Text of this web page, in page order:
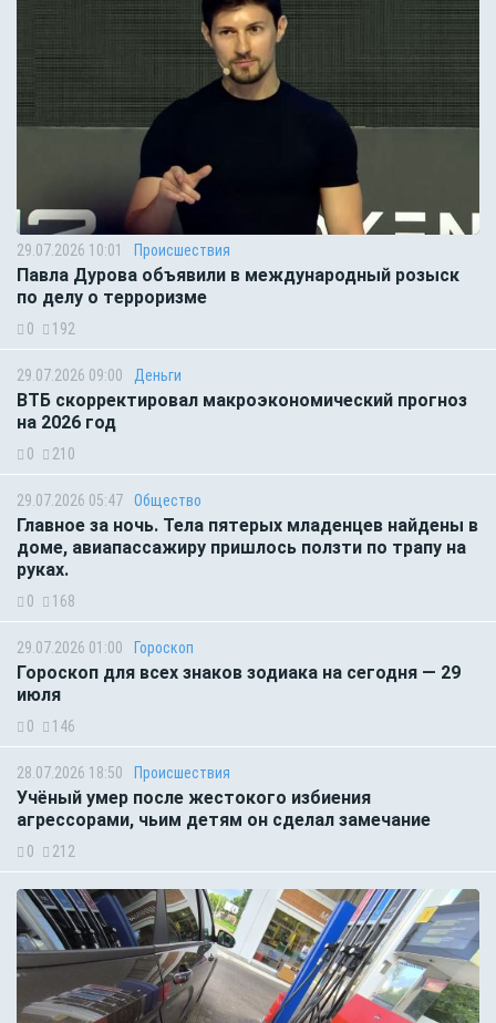
29.07.2026 10:01 Происшествия
Павла Дурова объявили в международный розыск
по делу о терроризме
0 192
29.07.2026 09:00 Деньги
ВТБ скорректировал макроэкономический прогноз
на 2026 год
0 210
29.07.2026 05:47 Общество
Главное за ночь. Тела пятерых младенцев найдены в
доме, авиапассажиру пришлось ползти по трапу на
руках.
0 168
29.07.2026 01:00 Гороскоп
Гороскоп для всех знаков зодиака на сегодня — 29
июля
0 146
28.07.2026 18:50 Происшествия
Учёный умер после жестокого избиения
агрессорами, чьим детям он сделал замечание
0 212